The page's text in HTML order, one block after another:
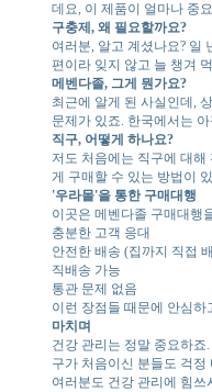
데요, 이 제품이 얼마나 중
구충제, 왜 필요할까요?
여러분, 알고 계셨나요? 일
편이라 잊지 않고 늘 챙겨
메벤다졸, 그게 뭔가요?
최근에 알게 된 사실인데,
문제가 있죠. 한국에서는
직구, 어떻게 하나요?
저도 처음에는 직구에 대
게 구매할 수 있는 방법이
'우라몰'을 통한 구매대행
이곳은 메벤다졸 구매대행
충분한 고객 응대
안전한 배송 (집까지 직접
직배송 가능
통관 문제 없음
이런 장점들 때문에 안심
마치며
건강 관리는 정말 중요하
구가 처음이신 분들도 걱
여러분도 건강 관리에 힘